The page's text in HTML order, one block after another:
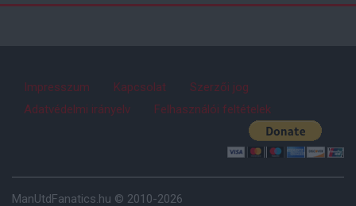
Impresszum Kapcsolat
Szerzői jog
Adatvédelmi irányelv
Felhasználói feltételek
ManUtdFanatics.hu © 2010-2026